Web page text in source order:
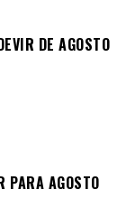
DE AGOSTO
PARA AGOSTO